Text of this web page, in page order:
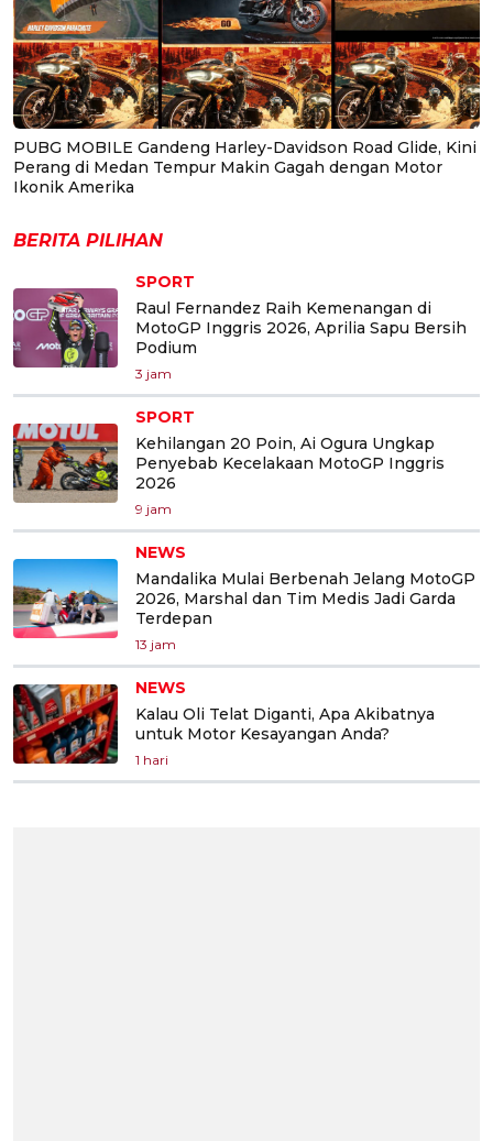
PUBG MOBILE Gandeng Harley-Davidson Road Glide, Kini
Perang di Medan Tempur Makin Gagah dengan Motor
Ikonik Amerika
BERITA PILIHAN
SPORT
Raul Fernandez Raih Kemenangan di
MotoGP Inggris 2026, Aprilia Sapu Bersih
Podium
3 jam
SPORT
Kehilangan 20 Poin, Ai Ogura Ungkap
Penyebab Kecelakaan MotoGP Inggris
2026
9 jam
NEWS
Mandalika Mulai Berbenah Jelang MotoGP
2026, Marshal dan Tim Medis Jadi Garda
Terdepan
13 jam
NEWS
Kalau Oli Telat Diganti, Apa Akibatnya
untuk Motor Kesayangan Anda?
1 hari